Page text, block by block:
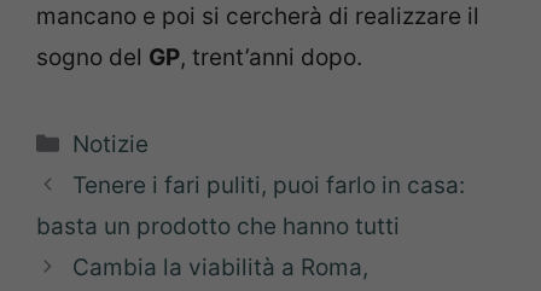
mancano e poi si cercherà di realizzare il
sogno del GP, trent’anni dopo.
Categorie
Notizie
Tenere i fari puliti, puoi farlo in casa:
basta un prodotto che hanno tutti
Cambia la viabilità a Roma,